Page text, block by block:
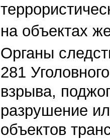
на объектах
Органы
281
взрыва,
разрушение
объектов